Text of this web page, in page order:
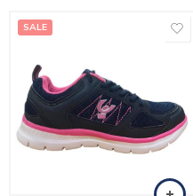
SALE